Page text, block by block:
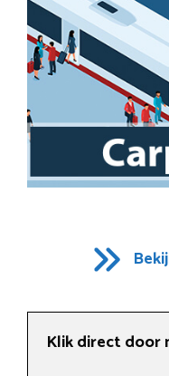
Klik direct door